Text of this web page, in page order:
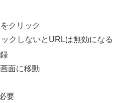
クリック
クしないとURLは無効になる
面に移動
要